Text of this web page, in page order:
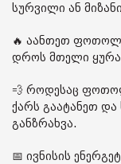
სურვილი ან
🔥 აანთეთ
დროს მთელი
💨 როდესაც
ქარს გაატანეთ
განზრახვა.
📅 ივნისის